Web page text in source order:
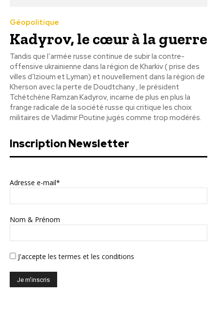
Géopolitique
Kadyrov, le cœur à la guerre
Tandis que l’armée russe continue de subir la contre-
offensive ukrainienne dans la région de Kharkiv ( prise des
villes d’Izioum et Lyman) et nouvellement dans la région de
Kherson avec la perte de Doudtchany , le président
Tchétchène Ramzan Kadyrov, incarne de plus en plus la
frange radicale de la société russe qui critique les choix
militaires de Vladimir Poutine jugés comme trop modérés.
Inscription Newsletter
Adresse e-mail*
Nom & Prénom
J'accepte les termes et les conditions